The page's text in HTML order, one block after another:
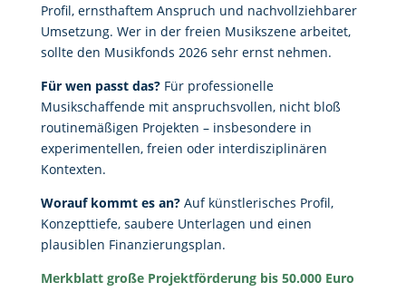
Profil, ernsthaftem Anspruch und nachvollziehbarer
Umsetzung. Wer in der freien Musikszene arbeitet,
sollte den Musikfonds 2026 sehr ernst nehmen.
Für wen passt das?Für professionelle
Musikschaffende mit anspruchsvollen, nicht bloß
routinemäßigen Projekten – insbesondere in
experimentellen, freien oder interdisziplinären
Kontexten.
Worauf kommt es an?Auf künstlerisches Profil,
Konzepttiefe, saubere Unterlagen und einen
plausiblen Finanzierungsplan.
Merkblatt große Projektförderung bis 50.000 Euro